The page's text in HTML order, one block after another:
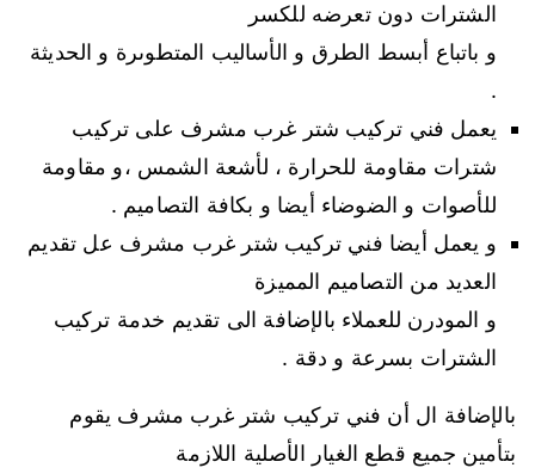
الشترات دون تعرضه للكسر
و باتباع أبسط الطرق و الأساليب المتطوىرة و الحديثة
.
يعمل فني تركيب شتر غرب مشرف على تركيب
شترات مقاومة للحرارة ، لأشعة الشمس ،و مقاومة
للأصوات و الضوضاء أيضا و بكافة التصاميم .
و يعمل أيضا فني تركيب شتر غرب مشرف عل تقديم
العديد من التصاميم المميزة
و المودرن للعملاء بالإضافة الى تقديم خدمة تركيب
الشترات بسرعة و دقة .
بالإضافة ال أن فني تركيب شتر غرب مشرف يقوم
بتأمين جميع قطع الغيار الأصلية اللازمة